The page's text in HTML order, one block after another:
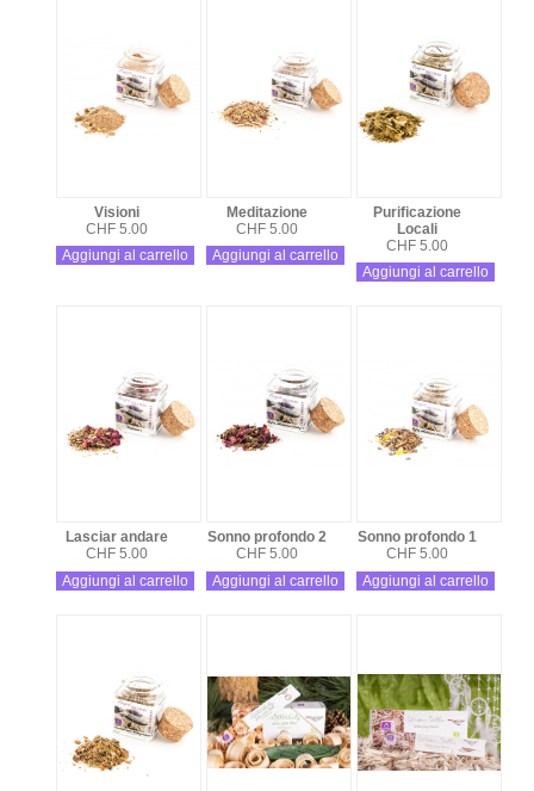
Visioni
CHF 5.00
Aggiungi al carrello
Meditazione
CHF 5.00
Aggiungi al carrello
Purificazione
Locali
CHF 5.00
Aggiungi al carrello
Lasciar andare
CHF 5.00
Aggiungi al carrello
Sonno profondo 2
CHF 5.00
Aggiungi al carrello
Sonno profondo 1
CHF 5.00
Aggiungi al carrello